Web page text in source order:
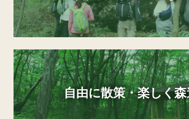
自由に散策・楽しく